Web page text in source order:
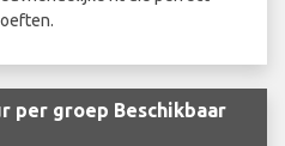
per groep Beschikbaar